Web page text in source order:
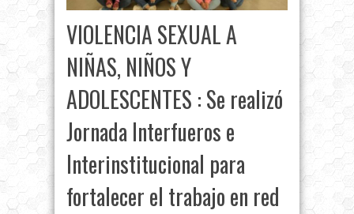
VIOLENCIA SEXUAL A
NIÑAS, NIÑOS Y
ADOLESCENTES : Se realizó
Jornada Interfueros e
Interinstitucional para
fortalecer el trabajo en red